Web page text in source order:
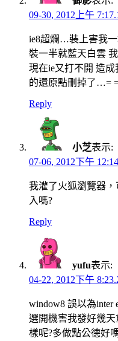
09-30, 2012上午
ie8超爛…裝上害我
裝一半就藍天白雲
現在ie又打不開 造
的還原點刪掉了…=
Reply
小芝表示:
07-06, 2012下午
我灌了火狐瀏覽器
入嗎?
Reply
yufu表示:
04-22, 2012下午
window8 誤以為
選開機害我發好幾
樣呢?多做點公德好